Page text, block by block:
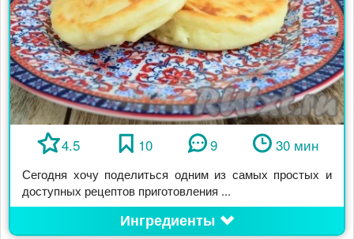
4.5 10 9 30 мин
Сегодня хочу поделиться одним из самых простых и
доступных рецептов приготовления ...
Ингредиенты